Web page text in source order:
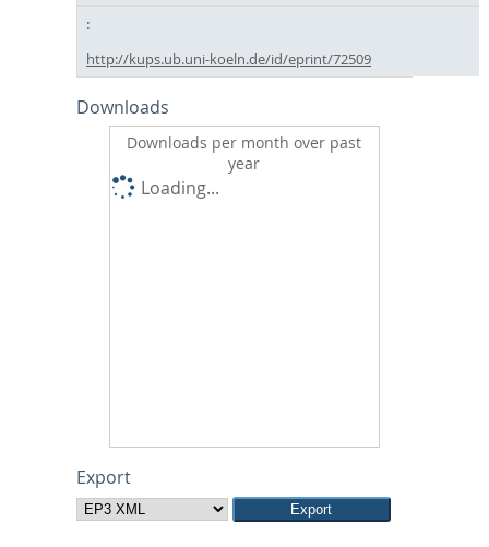
http://kups.ub.uni-koeln.de/id/eprint/72509
Downloads
Downloads per month over past
year
Loading...
Export